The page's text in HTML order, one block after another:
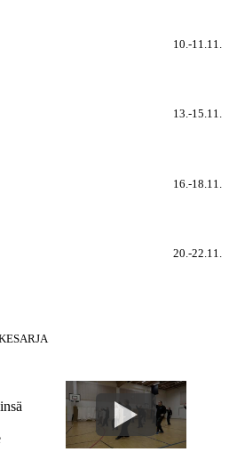
10.-11.11.
13.-15.11.
16.-18.11.
20.-22.11.